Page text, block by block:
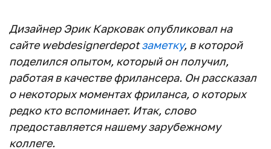
Дизайнер Эрик Карковак опубликовал на
сайте webdesignerdepotзаметку, в которой
поделился опытом, который он получил,
работая в качестве фрилансера. Он рассказал
о некоторых моментах фриланса, о которых
редко кто вспоминает. Итак, слово
предоставляется нашему зарубежному
коллеге.